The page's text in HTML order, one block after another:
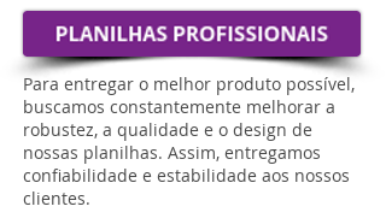
Para entregar o melhor produto possível,
buscamos constantemente melhorar a
robustez, a qualidade e o design de
nossas planilhas. Assim, entregamos
confiabilidade e estabilidade aos nossos
clientes.